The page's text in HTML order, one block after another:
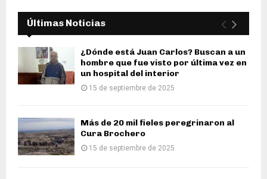
Últimas Noticias
¿Dónde está Juan Carlos? Buscan a un
hombre que fue visto por última vez en
un hospital del interior
15 de septiembre de 2025
Más de 20 mil fieles peregrinaron al
Cura Brochero
15 de septiembre de 2025